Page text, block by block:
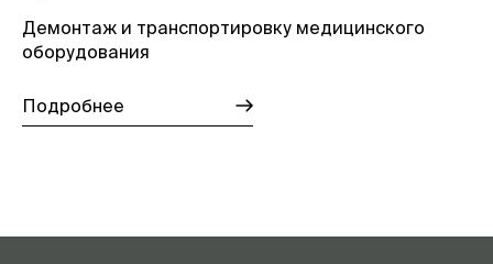
Демонтаж и транспортировку медицинского
оборудования
Подробнее